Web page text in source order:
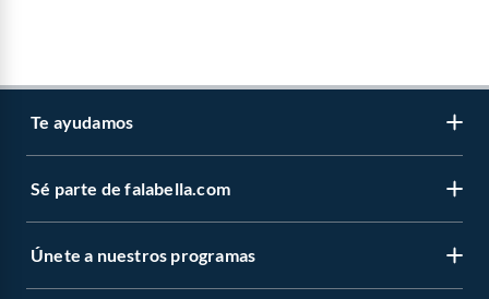
Te ayudamos
Atención por WhatsApp
Sé parte de falabella.com
Trabaja con nosotros
Únete a nuestros programas